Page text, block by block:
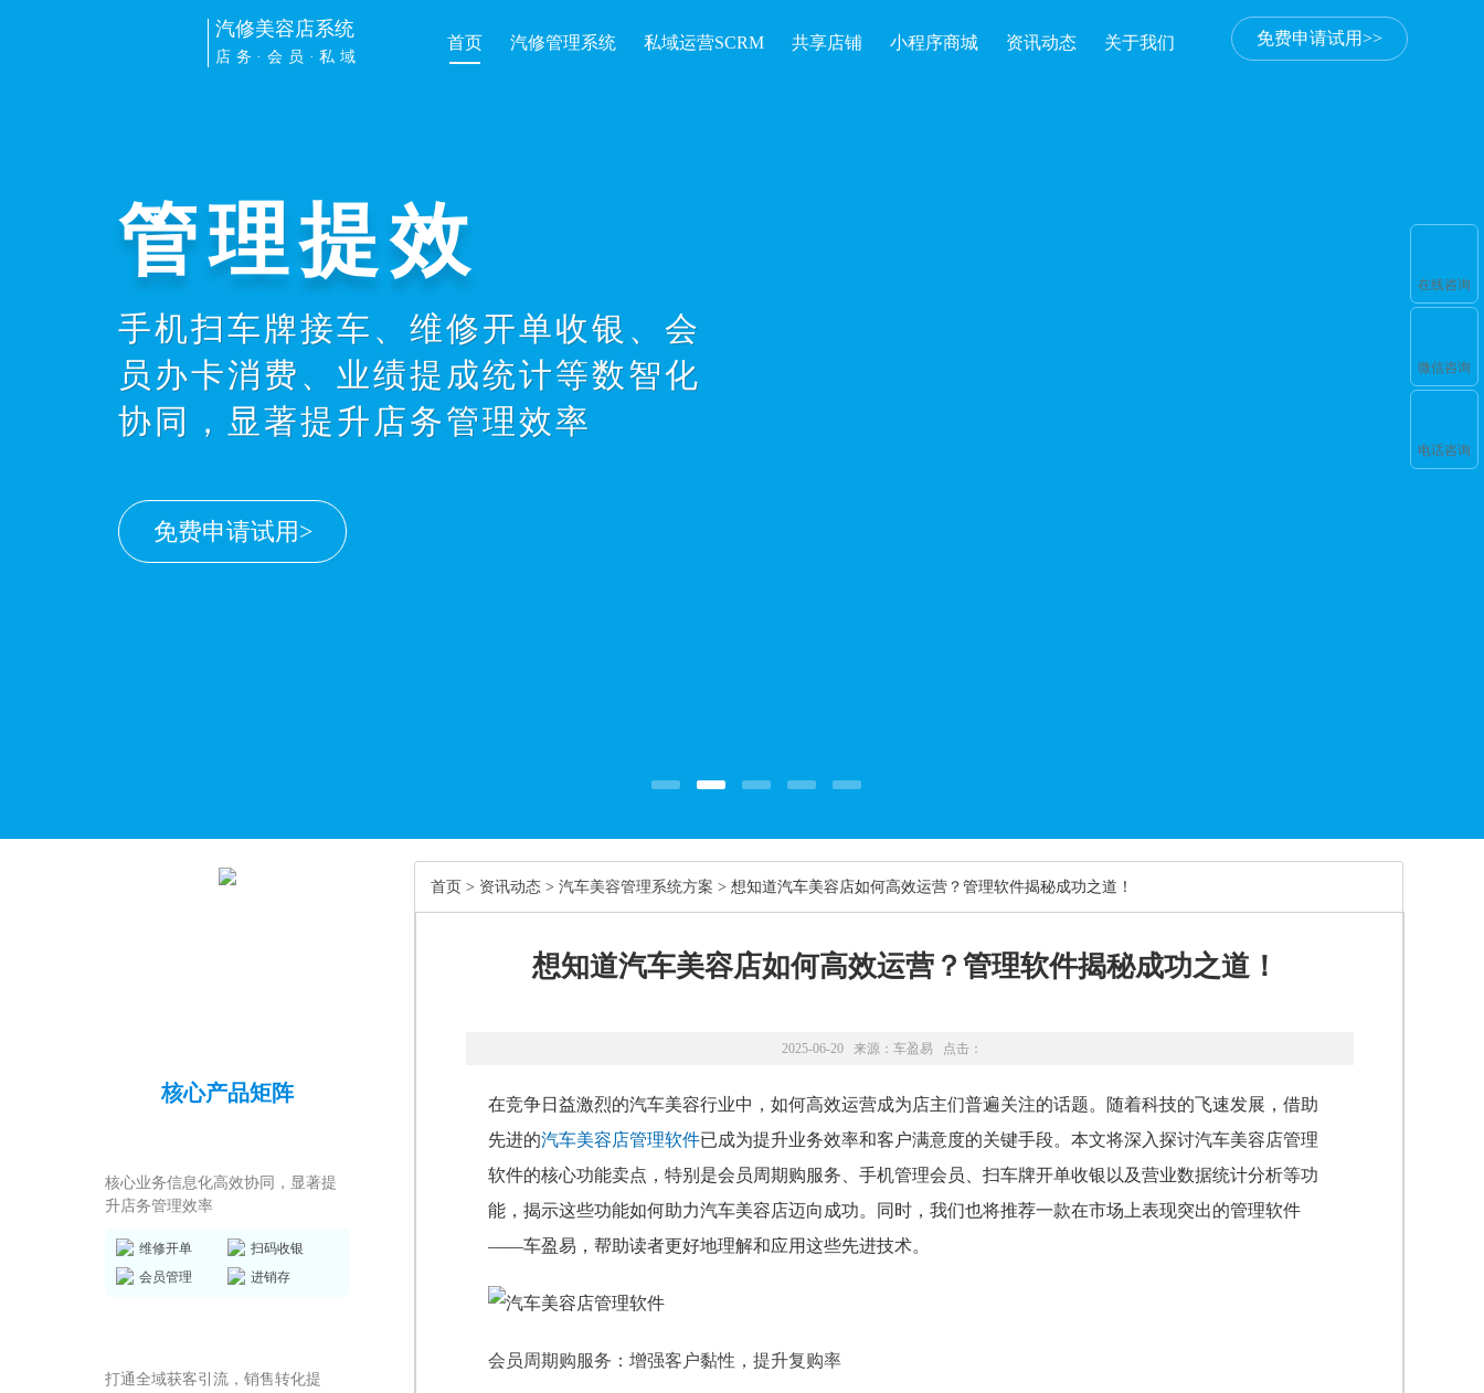
免费申请试用>>
汽修美容店系统
店务·会员·私域
首页 汽修管理系统 私域运营SCRM 共享店铺 小程序商城 资讯动态 关于我们
管理提效
手机扫车牌接车、维修开单收银、会
员办卡消费、业绩提成统计等数智化
协同，显著提升店务管理效率
免费申请试用>
核心产品矩阵
核心业务信息化高效协同，显著提
升店务管理效率
维修开单
扫码收银
会员管理
进销存
打通全域获客引流，销售转化提
首页 > 资讯动态 > 汽车美容管理系统方案 > 想知道汽车美容店如何高效运营？管理软件揭秘成功之道！
想知道汽车美容店如何高效运营？管理软件揭秘成功之道！
2025-06-20 来源： 车盈易 点击：
在竞争日益激烈的汽车美容行业中，如何高效运营成为店主们普遍关注的话题。随着科技的飞速发展，借助
先进的汽车美容店管理软件已成为提升业务效率和客户满意度的关键手段。本文将深入探讨汽车美容店管理
软件的核心功能卖点，特别是会员周期购服务、手机管理会员、扫车牌开单收银以及营业数据统计分析等功
能，揭示这些功能如何助力汽车美容店迈向成功。同时，我们也将推荐一款在市场上表现突出的管理软件
——车盈易，帮助读者更好地理解和应用这些先进技术。
会员周期购服务：增强客户黏性，提升复购率
在线咨询
微信咨询
电话咨询